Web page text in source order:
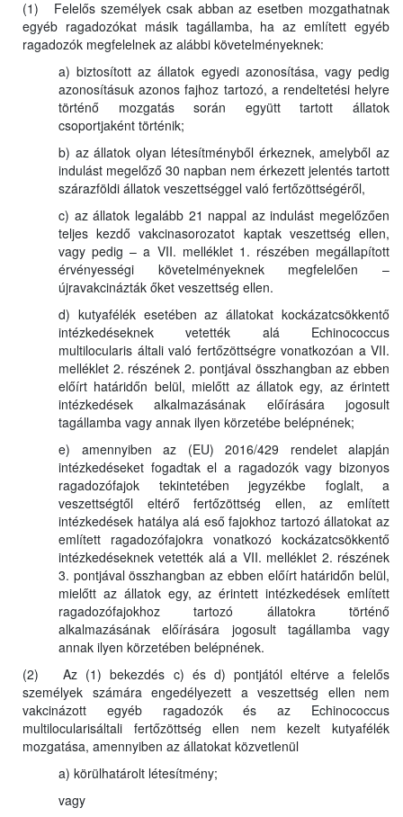
(1) Felelős személyek csak abban az esetben mozgathatnak
egyéb ragadozókat másik tagállamba, ha az említett egyéb
ragadozók megfelelnek az alábbi követelményeknek:
a) biztosított az állatok egyedi azonosítása, vagy pedig
azonosításuk azonos fajhoz tartozó, a rendeltetési helyre
történő mozgatás során együtt tartott állatok
csoportjaként történik;
b) az állatok olyan létesítményből érkeznek, amelyből az
indulást megelőző 30 napban nem érkezett jelentés tartott
szárazföldi állatok veszettséggel való fertőzöttségéről,
c) az állatok legalább 21 nappal az indulást megelőzően
teljes kezdő vakcinasorozatot kaptak veszettség ellen,
vagy pedig – a VII. melléklet 1. részében megállapított
érvényességi követelményeknek megfelelően –
újravakcinázták őket veszettség ellen.
d) kutyafélék esetében az állatokat kockázatcsökkentő
intézkedéseknek vetették alá Echinococcus
multilocularis általi való fertőzöttségre vonatkozóan a VII.
melléklet 2. részének 2. pontjával összhangban az ebben
előírt határidőn belül, mielőtt az állatok egy, az érintett
intézkedések alkalmazásának előírására jogosult
tagállamba vagy annak ilyen körzetébe belépnének;
e) amennyiben az (EU) 2016/429 rendelet alapján
intézkedéseket fogadtak el a ragadozók vagy bizonyos
ragadozófajok tekintetében jegyzékbe foglalt, a
veszettségtől eltérő fertőzöttség ellen, az említett
intézkedések hatálya alá eső fajokhoz tartozó állatokat az
említett ragadozófajokra vonatkozó kockázatcsökkentő
intézkedéseknek vetették alá a VII. melléklet 2. részének
3. pontjával összhangban az ebben előírt határidőn belül,
mielőtt az állatok egy, az érintett intézkedések említett
ragadozófajokhoz tartozó állatokra történő
alkalmazásának előírására jogosult tagállamba vagy
annak ilyen körzetében belépnének.
(2) Az (1) bekezdés c) és d) pontjától eltérve a felelős
személyek számára engedélyezett a veszettség ellen nem
vakcinázott egyéb ragadozók és az Echinococcus
multilocularisáltali fertőzöttség ellen nem kezelt kutyafélék
mozgatása, amennyiben az állatokat közvetlenül
a) körülhatárolt létesítmény;
vagy